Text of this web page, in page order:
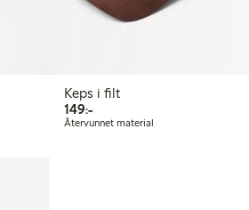
Keps i filt
149:-149,00 kr
Återvunnet material